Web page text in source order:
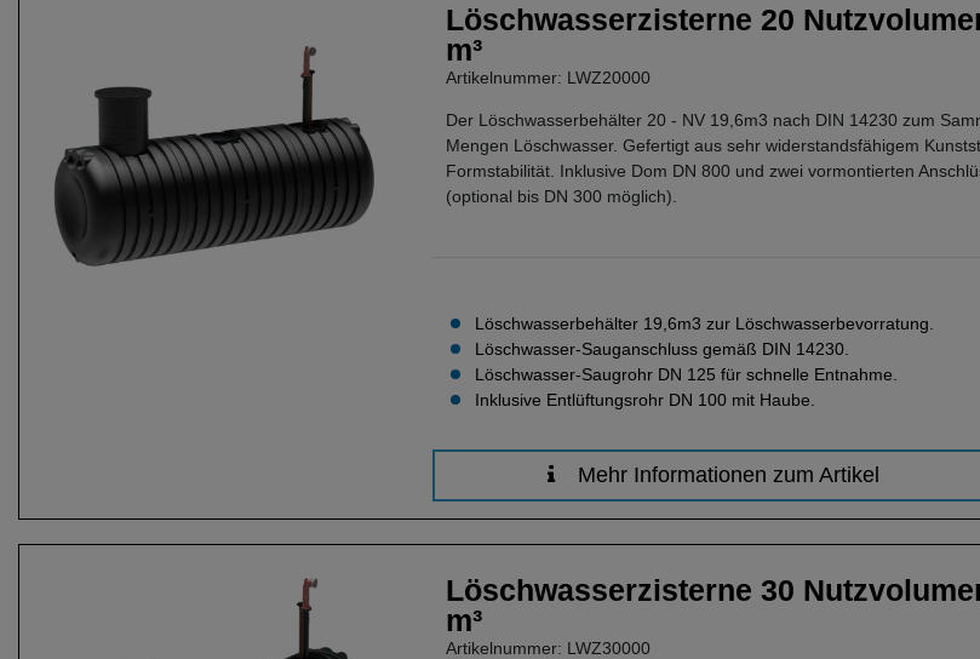
Löschwasserzisterne 20
m³
Artikelnummer: LWZ20000
Der Löschwasserbehälter 20 - NV 19,6m3 nach DIN 14230 zum
Mengen Löschwasser. Gefertigt aus sehr widerstandsfähigem
Formstabilität. Inklusive Dom DN 800 und zwei vormontierten
(optional bis DN 300 möglich).
Löschwasserbehälter 19,6m3 zur Löschwasserbevorratung.
Löschwasser-Sauganschluss gemäß DIN 14230.
Löschwasser-Saugrohr DN 125 für schnelle Entnahme.
Inklusive Entlüftungsrohr DN 100 mit Haube.
Mehr Informationen zum Artikel
Löschwasserzisterne 30
m³
Artikelnummer: LWZ30000